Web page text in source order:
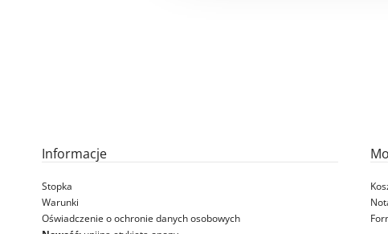
Informacje
Stopka
Warunki
Oświadczenie o ochronie danych osobowych